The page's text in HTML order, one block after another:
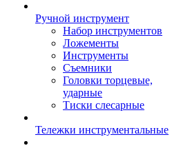
Ручной инструмент
Набор инструментов
Ложементы
Инструменты
Съемники
Головки торцевые,
ударные
Тиски слесарные
Тележки инструментальные